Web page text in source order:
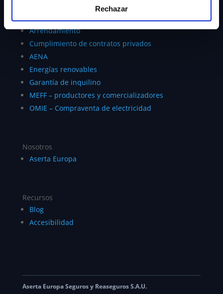
Rechazar
Arrendamiento
Cumplimiento de contratos privados
AENA
Energías renovables
Garantía de inquilino
MEFF – productores y comercializadores
OMIE – Compraventa de electricidad
Nosotros
Aserta Europa
Recursos
Blog
Accesibilidad
Aserta Europa Seguros y Reaseguros S.A.U.